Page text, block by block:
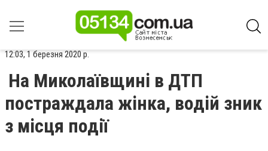
12:03, 1 березня 2020 р.
На Миколаївщині в ДТП
постраждала жінка, водій зник
з місця події